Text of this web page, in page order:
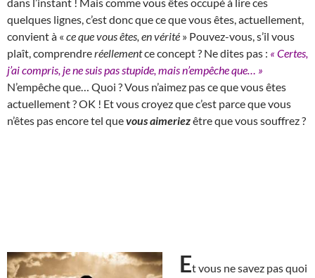
quelques lignes, c’est donc que ce que vous êtes, actuellement,
convient à « ce que vous êtes, en vérité » Pouvez-vous, s’il vous
plaît, comprendreréellementce concept ? Ne dites pas : « Certes,
j’ai compris, je ne suis pas stupide, mais n’empêche que… »
N’empêche que… Quoi ? Vous n’aimez pas ce que vous êtes
actuellement ? OK ! Et vous croyez que c’est parce que vous
n’êtes pas encore tel quevous aimeriezêtre que vous souffrez ?
Et vous ne savez pas quoi